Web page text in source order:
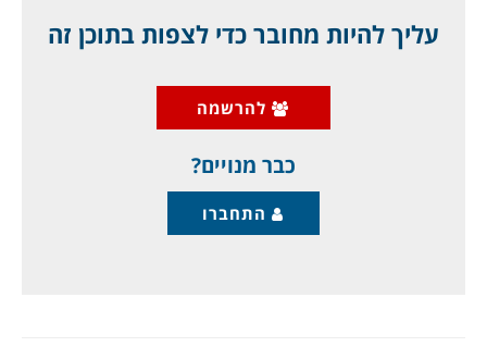
האמריקאים עכשיו, שילחצו עלינו להיכנס לרפיח?
ארגון חמאס פרסם הערב שתי הודעות דרמטיות
נפרדות וחסרות תקדים בחריפותן, על שני אירועים
עליך להיות מחובר כדי לצפות בתוכן זה
להרשמה
כבר מנויים?
התחברו